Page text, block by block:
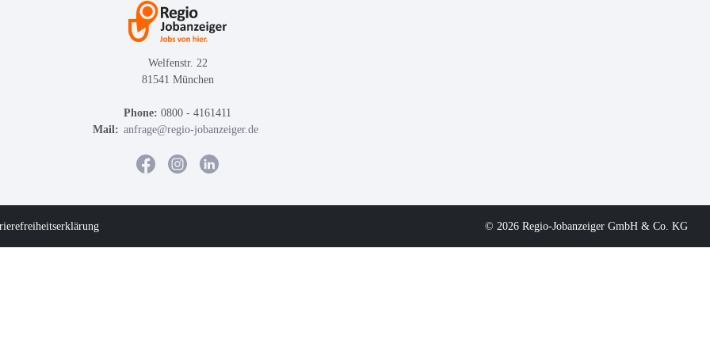
Welfenstr. 22
81541 München
Phone: 0800 - 4161411
Mail: anfrage@regio-jobanzeiger.de
© 2026 Regio-Jobanzeiger GmbH & Co. KG